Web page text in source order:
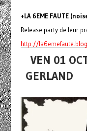
+LA 6EME FAUTE
Release party de leur
http://
VEN 01
GERLAND